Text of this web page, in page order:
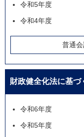
令和5年度
令和4年度
普通
財政健全化法に基づ
令和6年度
令和5年度